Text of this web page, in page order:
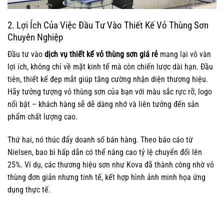
2. Lợi Ích Của Việc Đầu Tư Vào Thiết Kế Vỏ Thùng Sơn
Chuyên Nghiệp
Đầu tư vào dịch vụ thiết kế vỏ thùng sơn giá rẻ mang lại vô vàn
lợi ích, không chỉ về mặt kinh tế mà còn chiến lược dài hạn. Đầu
tiên, thiết kế đẹp mắt giúp tăng cường nhận diện thương hiệu.
Hãy tưởng tượng vỏ thùng sơn của bạn với màu sắc rực rỡ, logo
nổi bật – khách hàng sẽ dễ dàng nhớ và liên tưởng đến sản
phẩm chất lượng cao.
Thứ hai, nó thúc đẩy doanh số bán hàng. Theo báo cáo từ
Nielsen, bao bì hấp dẫn có thể nâng cao tỷ lệ chuyển đổi lên
25%. Ví dụ, các thương hiệu sơn như Kova đã thành công nhờ vỏ
thùng đơn giản nhưng tinh tế, kết hợp hình ảnh minh họa ứng
dụng thực tế.